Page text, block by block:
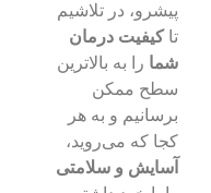
پیشرو، در تلاشیم
تاکیفیت درمان
شما را به بالاترین
سطح ممکن
برسانیم و به هر
کجا که می‌روید،
آسایش و سلامتی